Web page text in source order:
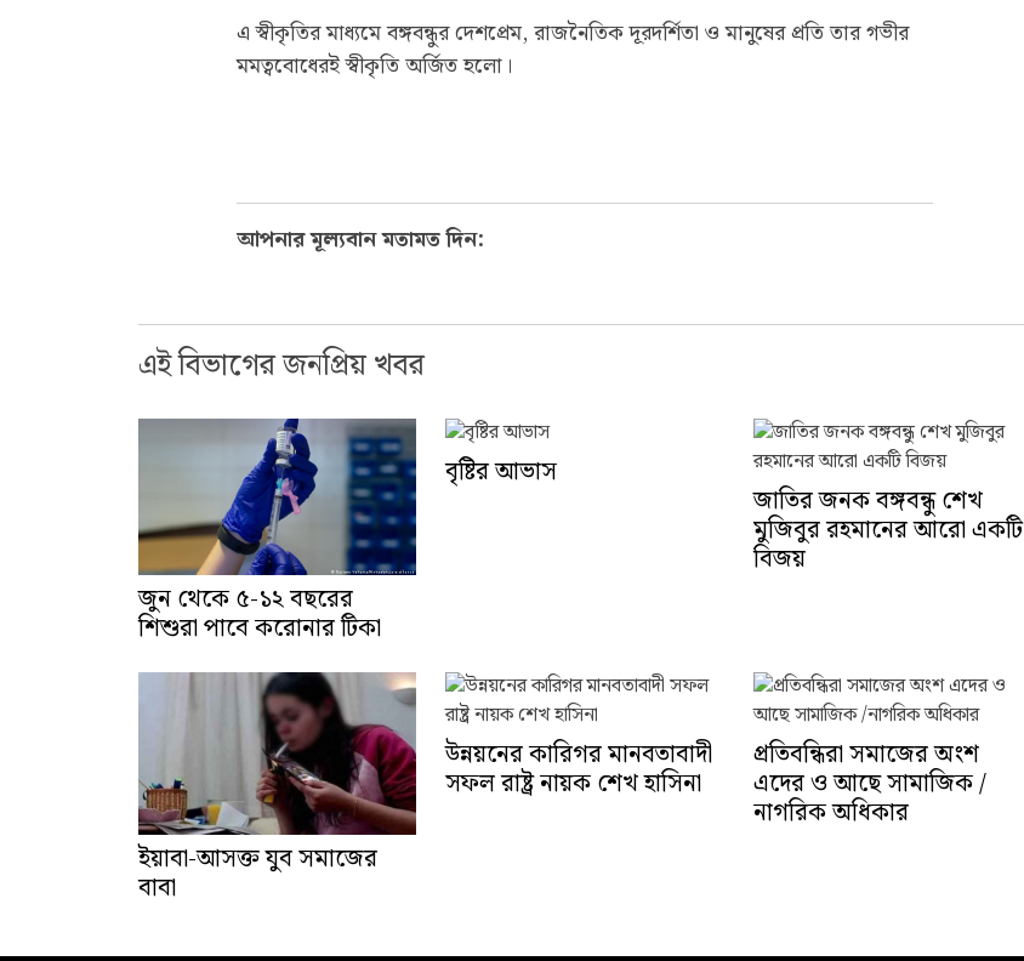
এ স্বীকৃতির মাধ্যমে বঙ্গবন্ধুর দেশপ্রেম, রাজনৈতিক দূরদর্শিতা ও মানুষের প্রতি তার গভীর
মমত্ববোধেরই স্বীকৃতি অর্জিত হলো।
আপনার মূল্যবান মতামত দিন:
এই বিভাগের জনপ্রিয় খবর
জুন থেকে ৫-১২ বছরের
শিশুরা পাবে করোনার টিকা
বৃষ্টির আভাস
জাতির জনক বঙ্গবন্ধু শেখ
মুজিবুর রহমানের আরো একটি
বিজয়
ইয়াবা-আসক্ত যুব সমাজের
বাবা
উন্নয়নের কারিগর মানবতাবাদী
সফল রাষ্ট্র নায়ক শেখ হাসিনা
প্রতিবন্ধিরা সমাজের অংশ
এদের ও আছে সামাজিক /
নাগরিক অধিকার